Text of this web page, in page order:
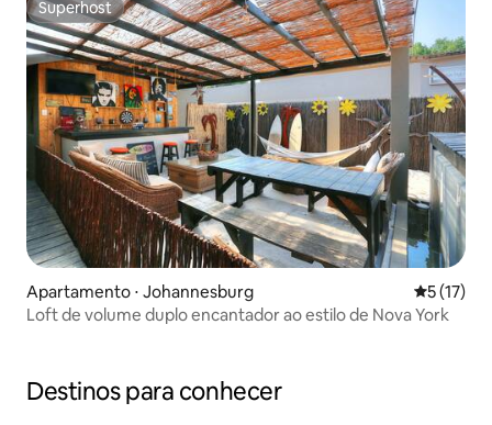
Superhost
Superhost
Apartamento ⋅ Johannesburg 5 de uma
5 (17)
Loft de volume duplo encantador ao estilo de Nova York
Destinos para conhecer